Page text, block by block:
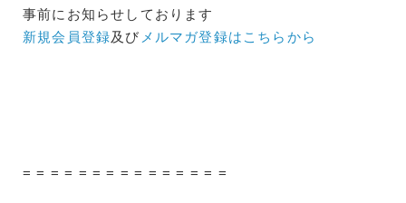
事前にお知らせしております
新規会員登録及び メルマガ登録はこちらから
= = = = = = = = = = = = = = =